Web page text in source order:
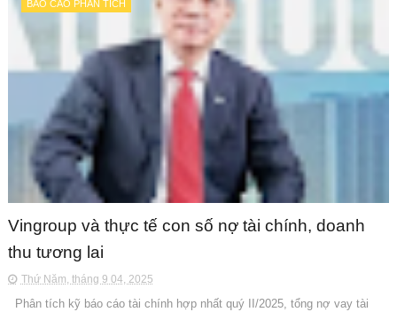
BÁO CÁO PHÂN TÍCH
Vingroup và thực tế con số nợ tài chính, doanh
thu tương lai
Thứ Năm, tháng 9 04, 2025
Phân tích kỹ báo cáo tài chính hợp nhất quý II/2025, tổng nợ vay tài